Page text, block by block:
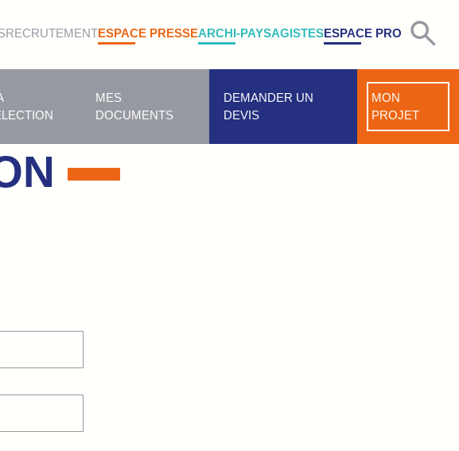
RECRUTEMENTESPACE PRESSEARCHI-PAYSAGISTESESPACE PRO
MES
DOCUMENTS
DEMANDER UN
DEVIS
MON
PROJET